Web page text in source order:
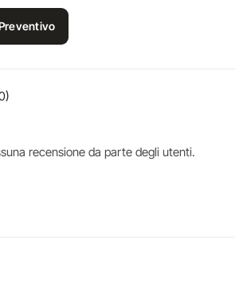
recensione da parte degli utenti.